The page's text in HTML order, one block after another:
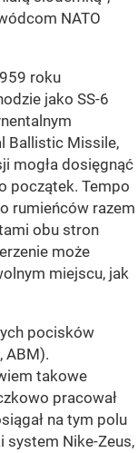
NATO
roku
jako SS-6
Ballistic Missile,
mogła dosięgnąć
początek. Tempo
rumieńców razem
obu stron
może
miejscu, jak
pocisków
ABM).
takowe
pracował
na tym polu
system Nike-Zeus,